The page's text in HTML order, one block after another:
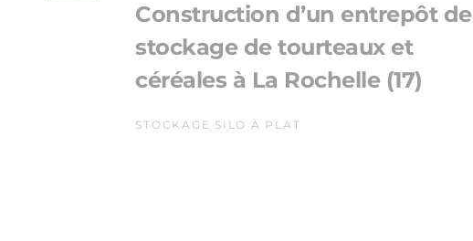
Construction d’un entrepôt de
stockage de tourteaux et
céréales à La Rochelle (17)
STOCKAGE SILO À PLAT